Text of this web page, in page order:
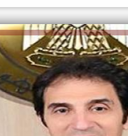
الكاتبة إلهام شرشر تهنئ الرئيس
السيسي بعيد ميلاده وتُشيد بجهوده
في بناء الدولة